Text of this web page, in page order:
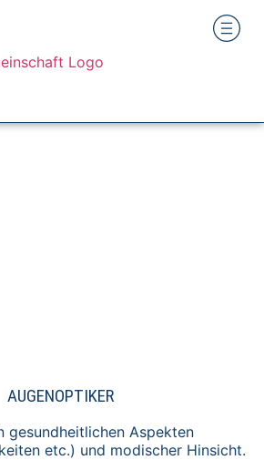
AUGENOPTIKER
gesundheitlichen Aspekten
etc.) und modischer Hinsicht.